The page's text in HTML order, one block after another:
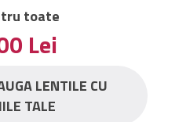
LENTILE CU
TALE
toate
Lei